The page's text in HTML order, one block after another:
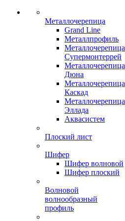
Металлочерепица
Grand Line
Металлпрофиль
Металлочерепица
Супермонтеррей
Металлочерепица
Дюна
Металлочерепица
Каскад
Металлочерепица
Эллада
Аквасистем
Плоский лист
Шифер
Шифер волновой
Шифер плоский
Волновой
волнообразный
профиль